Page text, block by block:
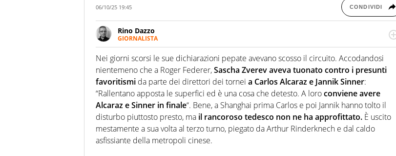
06/10/25 19:45 CONDIVIDI
Rino Dazzo
GIORNALISTA
Se mai ci fosse modo di traslare il glossario del calcio in una nicchia di esperti, lui ne
farebbe parte. Non si perde una svista arbitrale né gli umori social del mondo delle
Nei giorni scorsi le sue dichiarazioni pepate avevano scosso il circuito. Accodandosi
nientemeno che a Roger Federer,Sascha Zverev aveva tuonato contro i presunti
favoritismi da parte dei direttori dei tornei a Carlos Alcaraz e Jannik Sinner:
“Rallentano apposta le superfici ed è una cosa che detesto. A loroconviene avere
Alcaraz e Sinner in finale“. Bene, a Shanghai prima Carlos e poi Jannik hanno tolto il
disturbo piuttosto presto, ma il rancoroso tedesco non ne ha approfittato. È uscito
mestamente a sua volta al terzo turno, piegato da Arthur Rinderknech e dal caldo
asfissiante della metropoli cinese.